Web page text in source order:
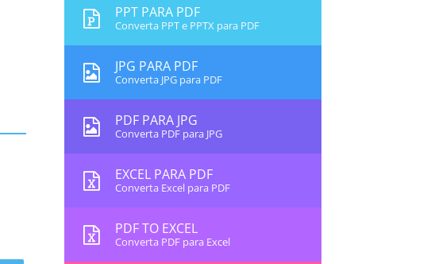
PPT PARA PDF
Converta PPT e PPTX para PDF
JPG PARA PDF
Converta JPG para PDF
PDF PARA JPG
Converta PDF para JPG
EXCEL PARA PDF
Converta Excel para PDF
PDF TO EXCEL
Converta PDF para Excel